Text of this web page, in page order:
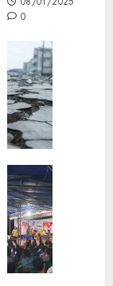
0